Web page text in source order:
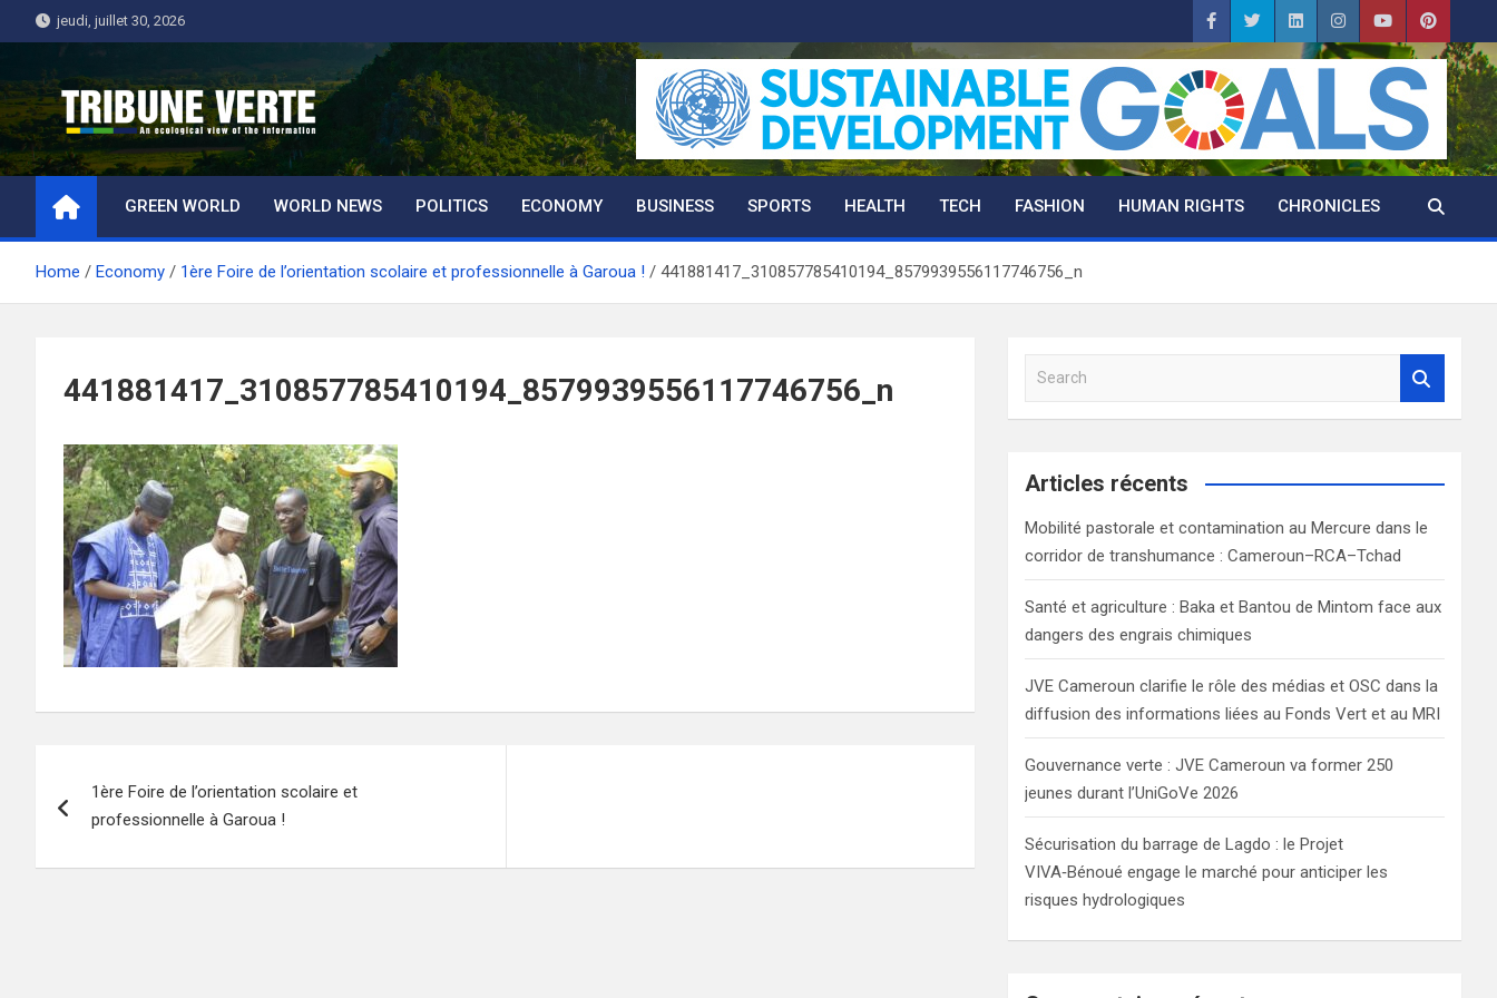
to
jeudi, juillet 30, 2026
Tribune Verte
Un regard écologique de l'information
GREEN WORLD WORLD NEWS POLITICS ECONOMY BUSINESS SPORTS HEALTH TECH FASHION HUMAN RIGHTS CHRONICLES
Home Economy 1ère Foire de l’orientation scolaire et professionnelle à Garoua ! 441881417_310857785410194_8579939556117746756_n
441881417_310857785410194_8579939556117746756_n
de
l’article
1ère Foire de l’orientation scolaire et
professionnelle à Garoua !
a
c
Articles récents
Mobilité pastorale et contamination au Mercure dans le
corridor de transhumance : Cameroun–RCA–Tchad
Santé et agriculture : Baka et Bantou de Mintom face aux
dangers des engrais chimiques
JVE Cameroun clarifie le rôle des médias et OSC dans la
diffusion des informations liées au Fonds Vert et au MRI
Gouvernance verte : JVE Cameroun va former 250
jeunes durant l’UniGoVe 2026
Sécurisation du barrage de Lagdo : le Projet
VIVA‑Bénoué engage le marché pour anticiper les
risques hydrologiques